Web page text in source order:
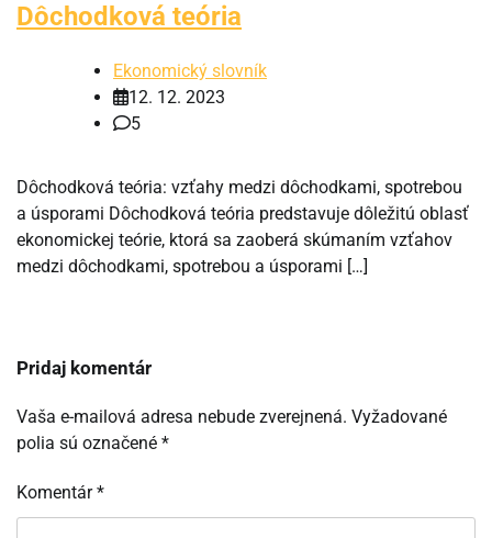
Dôchodková teória
Ekonomický slovník
12. 12. 2023
5
Dôchodková teória: vzťahy medzi dôchodkami, spotrebou
a úsporami Dôchodková teória predstavuje dôležitú oblasť
ekonomickej teórie, ktorá sa zaoberá skúmaním vzťahov
medzi dôchodkami, spotrebou a úsporami […]
Pridaj komentár
Vaša e-mailová adresa nebude zverejnená. Vyžadované
polia sú označené *
Komentár*